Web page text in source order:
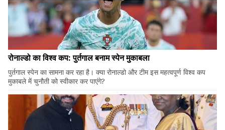
रोनाल्डो का विश्व कप: पुर्तगाल बनाम स्पेन मुकाबला
पुर्तगाल स्पेन का सामना कर रहा है। क्या रोनाल्डो और टीम इस महत्वपूर्ण विश्व कप
मुकाबले में चुनौती को स्वीकार कर पाएंगे?